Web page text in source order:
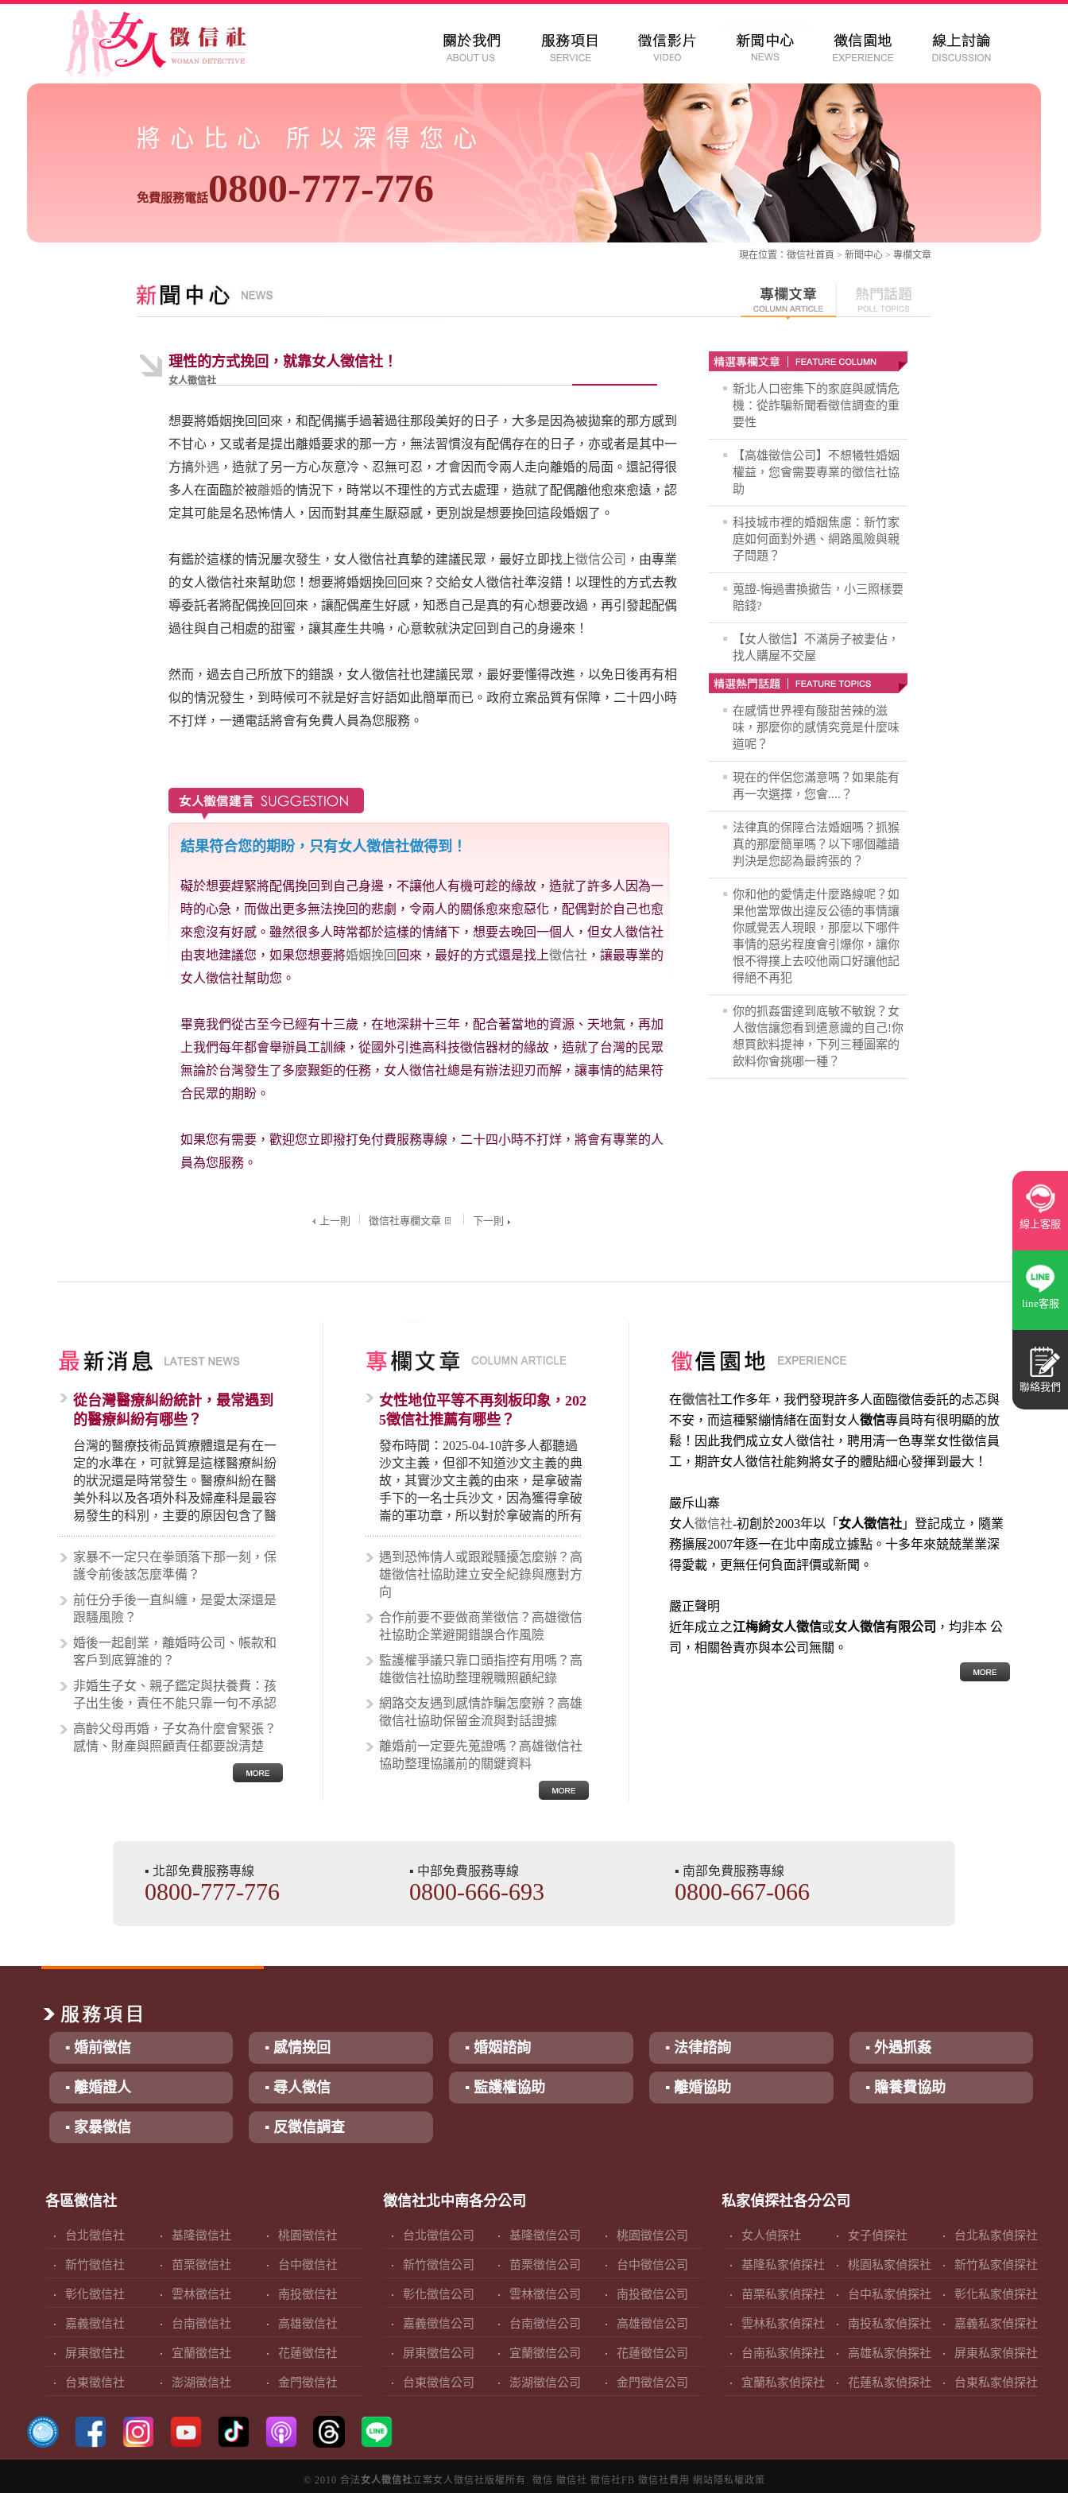
將心比心 所以深得您心
免費服務電話0800-777-776
線上客服
line客服
聯絡我們
現在位置： 徵信社首頁 > 新聞中心 > 專欄文章
理性的方式挽回，就靠女人徵信社！
女人徵信社
想要將婚姻挽回回來，和配偶攜手過著過往那段美好的日子，大多是因為被拋棄的那方感到
不甘心，又或者是提出離婚要求的那一方，無法習慣沒有配偶存在的日子，亦或者是其中一
方搞外遇 ，造就了另一方心灰意冷、忍無可忍，才會因而令兩人走向離婚的局面。還記得很
多人在面臨於被離婚的情況下，時常以不理性的方式去處理，造就了配偶離他愈來愈遠，認
定其可能是名恐怖情人，因而對其產生厭惡感，更別說是想要挽回這段婚姻了。
有鑑於這樣的情況屢次發生，女人徵信社真摯的建議民眾，最好立即找上徵信公司 ，由專業
的女人徵信社來幫助您！想要將婚姻挽回回來？交給女人徵信社準沒錯！以理性的方式去教
導委託者將配偶挽回回來，讓配偶產生好感，知悉自己是真的有心想要改過，再引發起配偶
過往與自己相處的甜蜜，讓其產生共鳴，心意軟就決定回到自己的身邊來！
然而，過去自己所放下的錯誤，女人徵信社也建議民眾，最好要懂得改進，以免日後再有相
似的情況發生，到時候可不就是好言好語如此簡單而已。政府立案品質有保障，二十四小時
不打烊，一通電話將會有免費人員為您服務。
結果符合您的期盼，只有女人徵信社做得到！
礙於想要趕緊將配偶挽回到自己身邊，不讓他人有機可趁的緣故，造就了許多人因為一
時的心急，而做出更多無法挽回的悲劇，令兩人的關係愈來愈惡化，配偶對於自己也愈
來愈沒有好感。雖然很多人時常都於這樣的情緒下，想要去晚回一個人，但女人徵信社
由衷地建議您，如果您想要將婚姻挽回 回來，最好的方式還是找上徵信社 ，讓最專業的
女人徵信社幫助您。
畢竟我們從古至今已經有十三歲，在地深耕十三年，配合著當地的資源、天地氣，再加
上我們每年都會舉辦員工訓練，從國外引進高科技徵信器材的緣故，造就了台灣的民眾
無論於台灣發生了多麼艱鉅的任務，女人徵信社總是有辦法迎刃而解，讓事情的結果符
合民眾的期盼。
如果您有需要，歡迎您立即撥打免付費服務專線，二十四小時不打烊，將會有專業的人
員為您服務。
上一則 徵信社專欄文章 下一則
新北人口密集下的家庭與感情危
機：從詐騙新聞看徵信調查的重
要性
【高雄徵信公司】不想犧牲婚姻
權益，您會需要專業的徵信社協
助
科技城市裡的婚姻焦慮：新竹家
庭如何面對外遇、網路風險與親
子問題？
蒐證-悔過書換撤告，小三照樣要
賠錢?
【女人徵信】不滿房子被妻佔，
找人購屋不交屋
在感情世界裡有酸甜苦辣的滋
味，那麼你的感情究竟是什麼味
道呢？
現在的伴侶您滿意嗎？如果能有
再一次選擇，您會....？
法律真的保障合法婚姻嗎？抓猴
真的那麼簡單嗎？以下哪個離譜
判決是您認為最誇張的？
你和他的愛情走什麼路線呢？如
果他當眾做出違反公德的事情讓
你感覺丟人現眼，那麼以下哪件
事情的惡劣程度會引爆你，讓你
恨不得撲上去咬他兩口好讓他記
得絕不再犯
你的抓姦雷達到底敏不敏銳？女
人徵信讓您看到遣意識的自己!你
想買飲料提神，下列三種圖案的
飲料你會挑哪一種？
從台灣醫療糾紛統計，最常遇到
的醫療糾紛有哪些？
台灣的醫療技術品質療體還是有在一
定的水準在，可就算是這樣醫療糾紛
的狀況還是時常發生。醫療糾紛在醫
美外科以及各項外科及婦產科是最容
易發生的科別，主要的原因包含了醫
生未盡告知義務、醫療處置疏失、手
術疏失、術後照顧失當、醫療費用的
收取。雖然醫學進步，但醫生與病患
案例中最後都走向訴訟流程，我們如
果不幸遇到相關醫療糾紛時究竟該怎
麼處理呢？醫療糾紛相關的內容其實
非常多，有些案例…
家暴不一定只在拳頭落下那一刻，保
護令前後該怎麼準備？
前任分手後一直糾纏，是愛太深還是
跟騷風險？
婚後一起創業，離婚時公司、帳款和
客戶到底算誰的？
非婚生子女、親子鑑定與扶養費：孩
子出生後，責任不能只靠一句不承認
高齡父母再婚，子女為什麼會緊張？
感情、財產與照顧責任都要說清楚
女性地位平等不再刻板印象，202
5徵信社推薦有哪些？
發布時間：2025-04-10許多人都聽過
沙文主義，但卻不知道沙文主義的典
故，其實沙文主義的由來，是拿破崙
手下的一名士兵沙文，因為獲得拿破
崙的軍功章，所以對於拿破崙的所有
事蹟和政策產生狂熱崇拜，形成偏執
的狀況，所以沙文主義後來就被拿來
暗指偏見和歧視，而且有沙文主義傾
向的人，通常對於自己的國家和民族
國家的人，所以沙文主義也廣泛應用
在種族歧視的說法，甚至還出現了男
性沙文…
遇到恐怖情人或跟蹤騷擾怎麼辦？高
雄徵信社協助建立安全紀錄與應對方
向
合作前要不要做商業徵信？高雄徵信
社協助企業避開錯誤合作風險
監護權爭議只靠口頭指控有用嗎？高
雄徵信社協助整理親職照顧紀錄
網路交友遇到感情詐騙怎麼辦？高雄
徵信社協助保留金流與對話證據
離婚前一定要先蒐證嗎？高雄徵信社
協助整理協議前的關鍵資料
在徵信社工作多年，我們發現許多人面臨徵信委託的忐忑與
不安，而這種緊繃情緒在面對女人徵信專員時有很明顯的放
鬆！因此我們成立女人徵信社，聘用清一色專業女性徵信員
工，期許女人徵信社能夠將女子的體貼細心發揮到最大 ！
嚴斥山寨
女人徵信社-初創於2003年以「 女人徵信社 」登記成立，隨業
務擴展2007年逐一在北中南成立據點。十多年來兢兢業業深
得愛載，更無任何負面評價或新聞。
嚴正聲明
近年成立之江梅綺女人徵信或女人徵信有限公司 ，均非本 公
司，相關咎責亦與本公司無關。
▪ 北部免費服務專線
0800-777-776
▪ 中部免費服務專線
0800-666-693
▪ 南部免費服務專線
0800-667-066
▪ 婚前徵信 ▪ 感情挽回 ▪ 婚姻諮詢 ▪ 法律諮詢 ▪ 外遇抓姦
▪ 離婚證人 ▪ 尋人徵信 ▪ 監護權協助 ▪ 離婚協助 ▪ 贍養費協助
▪ 家暴徵信 ▪ 反徵信調查
各區徵信社
台北徵信社 基隆徵信社 桃園徵信社
新竹徵信社 苗栗徵信社 台中徵信社
彰化徵信社 雲林徵信社 南投徵信社
嘉義徵信社 台南徵信社 高雄徵信社
屏東徵信社 宜蘭徵信社 花蓮徵信社
台東徵信社 澎湖徵信社 金門徵信社
徵信社北中南各分公司
台北徵信公司 基隆徵信公司 桃園徵信公司
新竹徵信公司 苗栗徵信公司 台中徵信公司
彰化徵信公司 雲林徵信公司 南投徵信公司
嘉義徵信公司 台南徵信公司 高雄徵信公司
屏東徵信公司 宜蘭徵信公司 花蓮徵信公司
台東徵信公司 澎湖徵信公司 金門徵信公司
私家偵探社各分公司
女人偵探社 女子偵探社 台北私家偵探社
基隆私家偵探社 桃園私家偵探社 新竹私家偵探社
苗栗私家偵探社 台中私家偵探社 彰化私家偵探社
雲林私家偵探社 南投私家偵探社 嘉義私家偵探社
台南私家偵探社 高雄私家偵探社 屏東私家偵探社
宜蘭私家偵探社 花蓮私家偵探社 台東私家偵探社
© 2010 合法 女人徵信社立案女人徵信社版權所有. 徵信 徵信社 徵信社FB 徵信社費用 網站隱私權政策